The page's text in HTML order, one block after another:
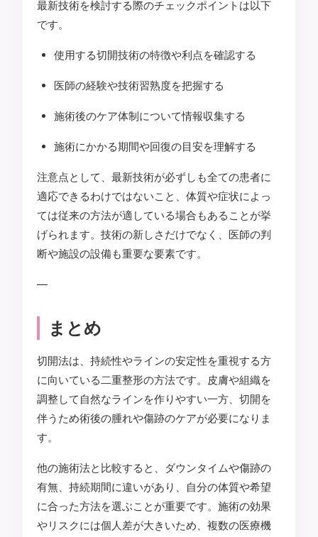
最新技術を検討する際のチェックポイントは以下
です。
使用する切開技術の特徴や利点を確認する
医師の経験や技術習熟度を把握する
施術後のケア体制について情報収集する
施術にかかる期間や回復の目安を理解する
注意点として、最新技術が必ずしも全ての患者に
適応できるわけではないこと、体質や症状によっ
ては従来の方法が適している場合もあることが挙
げられます。技術の新しさだけでなく、医師の判
断や施設の設備も重要な要素です。
—
まとめ
切開法は、持続性やラインの安定性を重視する方
に向いている二重整形の方法です。皮膚や組織を
調整して自然なラインを作りやすい一方、切開を
伴うため術後の腫れや傷跡のケアが必要になりま
す。
他の施術法と比較すると、ダウンタイムや傷跡の
有無、持続期間に違いがあり、自分の体質や希望
に合った方法を選ぶことが重要です。施術の効果
やリスクには個人差が大きいため、複数の医療機